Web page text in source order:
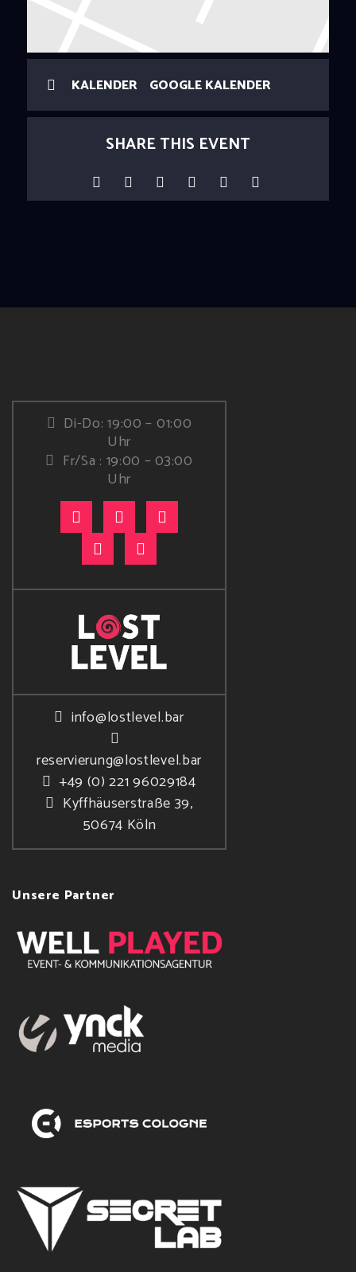
KALENDER GOOGLE KALENDER
SHARE THIS EVENT
Di-Do: 19:00 – 01:00
Uhr
Fr/Sa : 19:00 – 03:00
Uhr
info@lostlevel.bar
reservierung@lostlevel.bar
+49 (0) 221 96029184
Kyffhäuserstraße 39,
50674 Köln
Unsere Partner